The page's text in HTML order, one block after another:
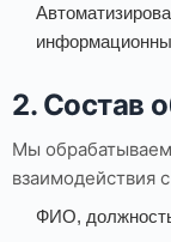
2. Состав
Мы
взаимодействия
ФИО,